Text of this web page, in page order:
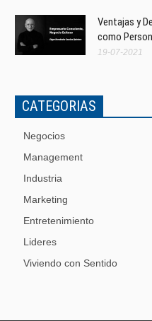
Ventajas y
como
19-07-2021
CATEGORIAS
Negocios
Management
Industria
Marketing
Entretenimiento
Lideres
Viviendo con Sentido